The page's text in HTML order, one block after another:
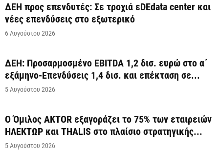
ΔΕΗ προς επενδυτές: Σε τροχιά εDEdata center και
νέες επενδύσεις στο εξωτερικό
6 Αυγούστου 2026
ΔΕΗ: Προσαρμοσμένο EBITDA 1,2 δισ. ευρώ στο α΄
εξάμηνο-Επενδύσεις 1,4 δισ. και επέκταση σε...
5 Αυγούστου 2026
Ο Όμιλος AKTOR εξαγοράζει το 75% των εταιρειών
ΗΛΕΚΤΩΡ και THALIS στο πλαίσιο στρατηγικής...
5 Αυγούστου 2026